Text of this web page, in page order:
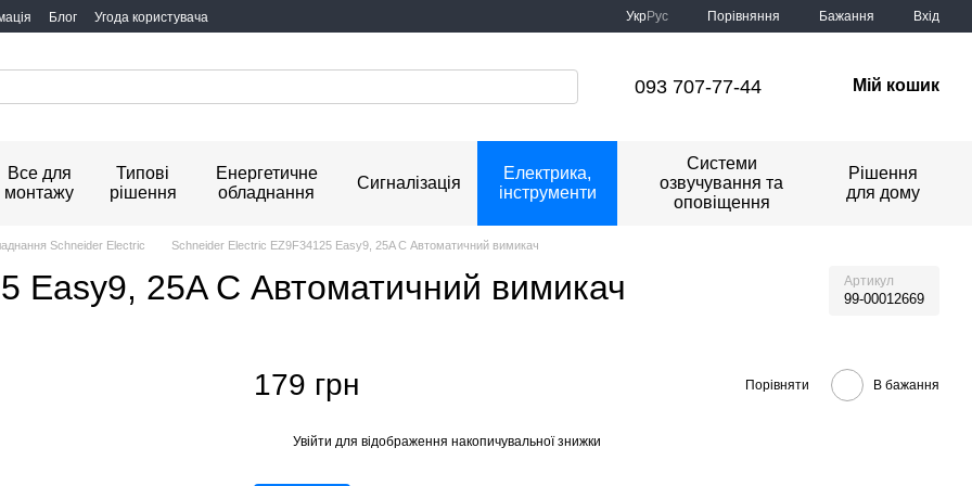
Блог Угода користувача УкрРус Порівняння Бажання Вхід
093 707-77-44 Мій кошик
Все для
монтажу
Типові
рішення
Енергетичне
обладнання
Сигналізація
Електрика,
інструменти
Системи
озвучування та
оповіщення
Рішення
для дому
Schneider Electric Schneider Electric EZ9F34125 Easy9, 25A C Автоматичний вимикач
Easy9, 25A C Автоматичний вимикач Артикул
99-00012669
179 грн Порівняти В бажання
Увійти для відображення накопичувальної знижки